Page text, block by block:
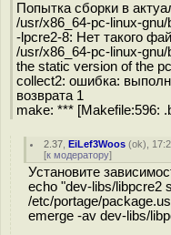
Попытка сборки в
/usr/x86_64-pc-linux-
-lpcre2-8: Нет такого
/usr/x86_64-pc-linux-
the static version of the
collect2: ошибка:
возврата 1
make: *** [Makefile:596:
2.37 ,EiLef3Woos (ok),
[к модератору]
Установите
echo "dev-libs/libpcre2
/etc/portage/
emerge -av dev-libs/